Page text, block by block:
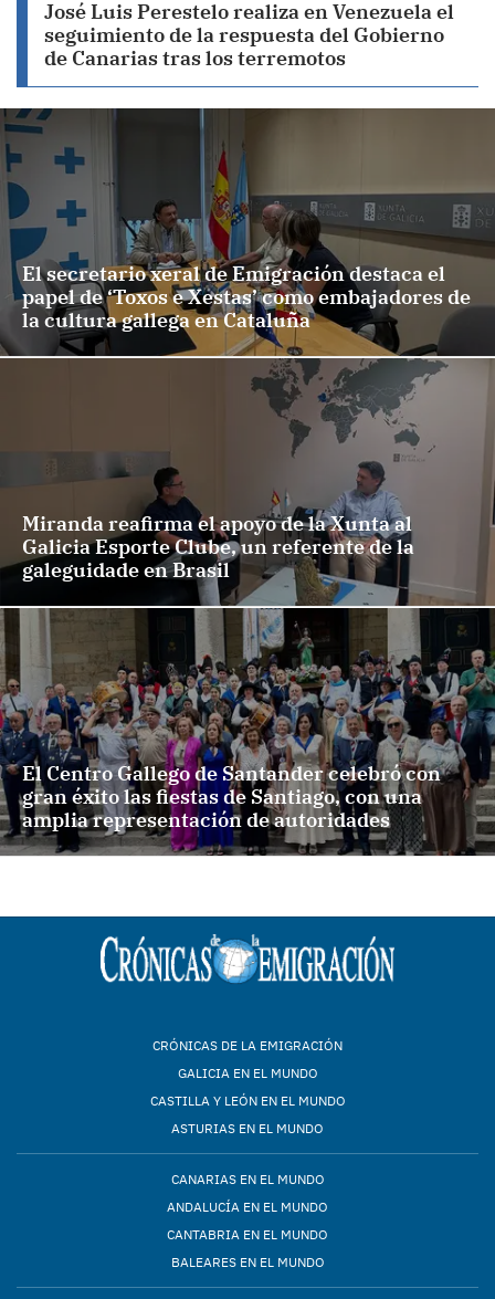
José Luis Perestelo realiza en Venezuela el
seguimiento de la respuesta del Gobierno
de Canarias tras los terremotos
El secretario xeral de Emigración destaca el
papel de ‘Toxos e Xestas’ como embajadores de
la cultura gallega en Cataluña
Miranda reafirma el apoyo de la Xunta al
Galicia Esporte Clube, un referente de la
galeguidade en Brasil
El Centro Gallego de Santander celebró con
gran éxito las fiestas de Santiago, con una
amplia representación de autoridades
CRÓNICAS DE LA EMIGRACIÓN
GALICIA EN EL MUNDO
CASTILLA Y LEÓN EN EL MUNDO
ASTURIAS EN EL MUNDO
CANARIAS EN EL MUNDO
ANDALUCÍA EN EL MUNDO
CANTABRIA EN EL MUNDO
BALEARES EN EL MUNDO